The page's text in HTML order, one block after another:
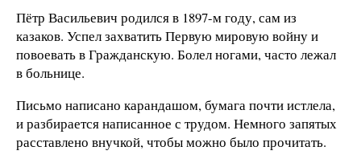
Пётр Васильевич родился в 1897-м году, сам из
казаков. Успел захватить Первую мировую войну и
повоевать в Гражданскую. Болел ногами, часто лежал
в больнице.
Письмо написано карандашом, бумага почти истлела,
и разбирается написанное с трудом. Немного запятых
расставлено внучкой, чтобы можно было прочитать.